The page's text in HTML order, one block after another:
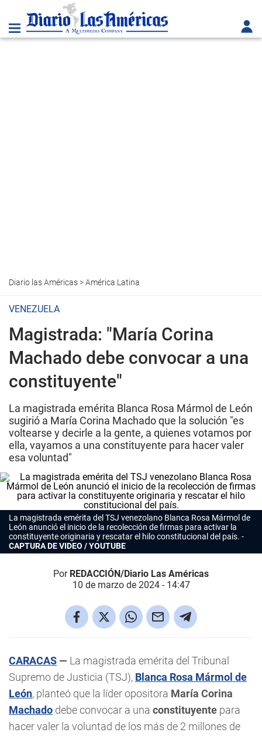
Diario las Américas>América Latina
VENEZUELA
Magistrada: "María Corina
Machado debe convocar a una
constituyente"
La magistrada emérita Blanca Rosa Mármol de León
sugirió a María Corina Machado que la solución "es
voltearse y decirle a la gente, a quienes votamos por
ella, vayamos a una constituyente para hacer valer
esa voluntad"
La magistrada emérita del TSJ venezolano Blanca Rosa Mármol de
León anunció el inicio de la recolección de firmas para activar la
constituyente originaria y rescatar el hilo constitucional del país.
CAPTURA DE VIDEO / YOUTUBE
Por REDACCIÓN/Diario Las Américas
10 de marzo de 2024 - 14:47
CARACAS — La magistrada emérita del Tribunal
Supremo de Justicia (TSJ), Blanca Rosa Mármol de
León, planteó que la líder opositora María Corina
Machado debe convocar a una constituyente para
hacer valer la voluntad de los más de 2 millones de